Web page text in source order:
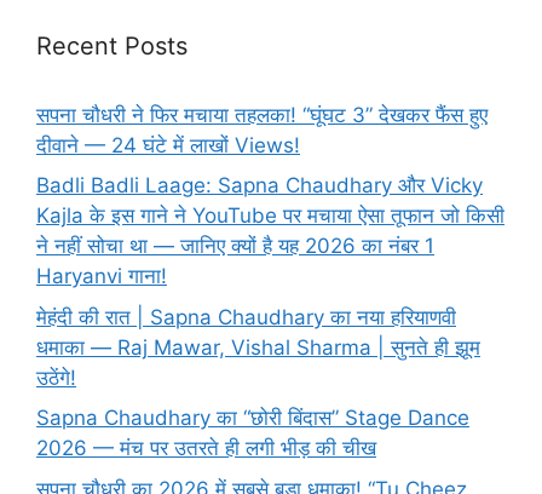
Recent Posts
सपना चौधरी ने फिर मचाया तहलका! “घूंघट 3” देखकर फैंस हुए
दीवाने — 24 घंटे में लाखों Views!
Badli Badli Laage: Sapna Chaudhary और Vicky
Kajla के इस गाने ने YouTube पर मचाया ऐसा तूफान जो किसी
ने नहीं सोचा था — जानिए क्यों है यह 2026 का नंबर 1
Haryanvi गाना!
मेहंदी की रात | Sapna Chaudhary का नया हरियाणवी
धमाका — Raj Mawar, Vishal Sharma | सुनते ही झूम
उठेंगे!
Sapna Chaudhary का “छोरी बिंदास” Stage Dance
2026 — मंच पर उतरते ही लगी भीड़ की चीख
सपना चौधरी का 2026 में सबसे बड़ा धमाका! “Tu Cheez